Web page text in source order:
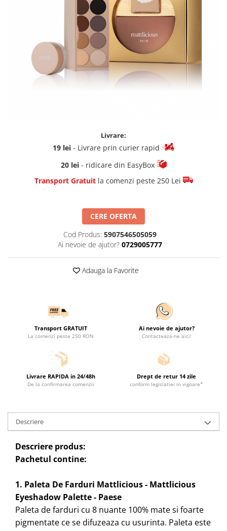
Livrare:
19 lei - Livrare prin curier rapid
20 lei- ridicare din EasyBox
Transport Gratuitla comenzi peste 250 Lei
CERE OFERTA
Cod Produs: 5907546505059
Ai nevoie de ajutor? 0729005777
Adauga la Favorite
Transport GRATUIT
La comenzi peste 250 RON
Ai nevoie de ajutor?
Contacteaza-ne aici!
Livrare RAPIDA in 24/48h
De la confirmarea comenzii
Drept de retur 14 zile
conform legislatiei in vigoare*
Descriere
Descriere produs:
Pachetul contine:
1. Paleta De Farduri Mattlicious - Mattlicious
Eyeshadow Palette - Paese
Paleta de farduri cu 8 nuante 100% mate si foarte
pigmentate ce se difuzeaza cu usurinta. Paleta este